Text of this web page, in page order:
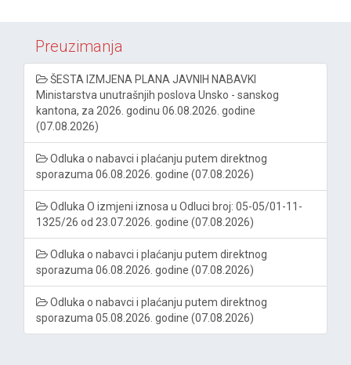
Preuzimanja
ŠESTA IZMJENA PLANA JAVNIH NABAVKI
Ministarstva unutrašnjih poslova Unsko - sanskog
kantona, za 2026. godinu 06.08.2026. godine
(07.08.2026)
Odluka o nabavci i plaćanju putem direktnog
sporazuma 06.08.2026. godine (07.08.2026)
Odluka O izmjeni iznosa u Odluci broj: 05-05/01-11-
1325/26 od 23.07.2026. godine (07.08.2026)
Odluka o nabavci i plaćanju putem direktnog
sporazuma 06.08.2026. godine (07.08.2026)
Odluka o nabavci i plaćanju putem direktnog
sporazuma 05.08.2026. godine (07.08.2026)